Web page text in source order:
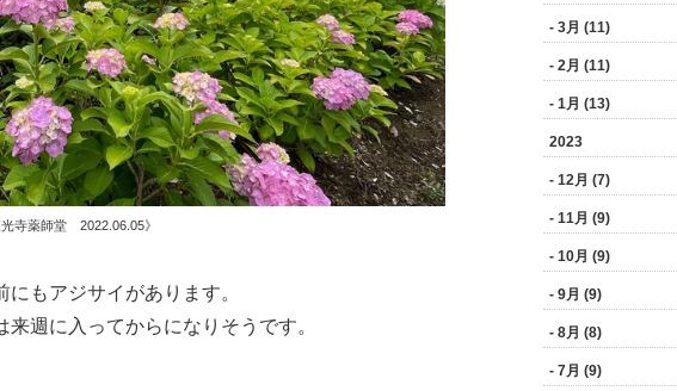
寺薬師堂 2022.06.05》
もアジサイがあります。
週に入ってからになりそうです。
- 3月 (11)
- 2月 (11)
- 1月 (13)
2023
- 12月 (7)
- 11月 (9)
- 10月 (9)
- 9月 (9)
- 8月 (8)
- 7月 (9)